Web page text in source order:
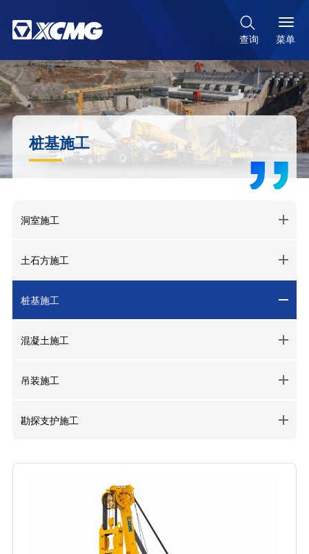

查询 菜单
桩基施工
洞室施工
土石方施工
桩基施工
混凝土施工
吊装施工
勘探支护施工